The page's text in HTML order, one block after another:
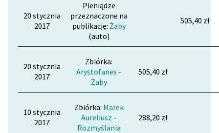
20 stycznia
2017
Pieniądze
przeznaczone na
publikację: Żaby
(auto)
505,40 zł
20 stycznia
2017
Zbiórka:
Arystofanes -
Żaby
505,40 zł
10 stycznia
2017
Zbiórka: Marek
Aureliusz -
Rozmyślania
288,20 zł